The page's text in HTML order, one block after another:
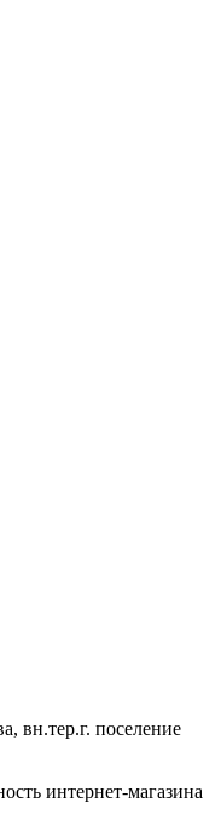
вн.тер.г. поселение
интернет-магазина